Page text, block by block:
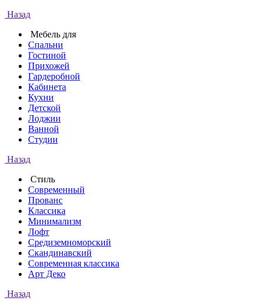
Назад
Мебель для
Спальни
Гостиной
Прихожей
Гардеробной
Кабинета
Кухни
Детской
Лоджии
Ванной
Студии
Назад
Стиль
Современный
Прованс
Классика
Минимализм
Лофт
Средиземноморский
Скандинавский
Современная классика
Арт Деко
Назад